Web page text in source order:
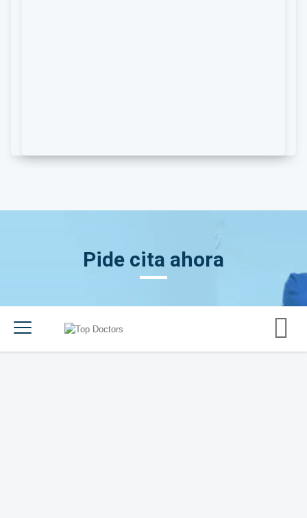
Pide cita ahora